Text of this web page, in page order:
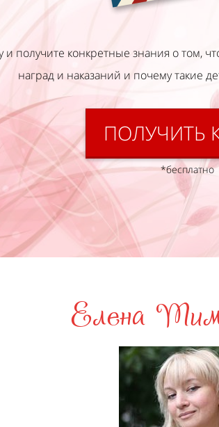
и получите конкретные знания о том,
наград и наказаний и почему такие
ПОЛУЧИТЬ
*бесплатно
Елена